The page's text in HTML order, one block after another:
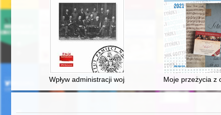
Wpływ administracji wojskowej na tworzenieMoje przeżycia z